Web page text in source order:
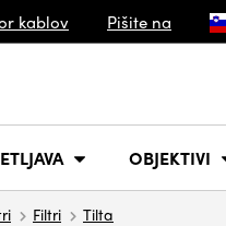
kablov Pišite na
OBJEKTIVI
Filtri Tilta